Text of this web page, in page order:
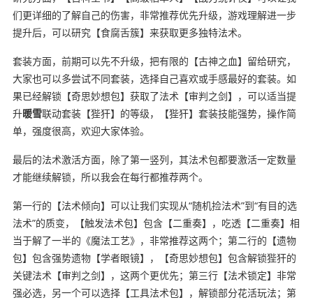
们更详细的了解自己的伤害，非常推荐优先升级，游戏理解进一步
提升后，可以研究【食腐舌簇】来获取更多独特法术。
套装方面，前期可以先不升级，把有限的【古神之血】留给研究，
大家也可以多尝试不同套装，选择自己喜欢或手感最好的套装。如
果已经解锁【奇思妙想包】获取了法术【审判之剑】，可以适当提
升暖雪联动套装【狴犴】的等级，【狴犴】套装技能强势，操作简
单，强度很高，欢迎大家体验。
最后的法术激活方面，除了第一竖列，其法术包都要激活一定数量
才能继续解锁，所以我会在每行都推荐两个。
第一行的【法术倾向】可以让我们实现从“随机捡法术”到“有目的选
法术”的质变，【触发法术包】包含【二重奏】，吃透【二重奏】相
当于解了一半的《魔法工艺》，非常推荐这两个；第二行的【遗物
包】包含强势遗物【学者眼镜】，【奇思妙想包】包含解锁狴犴的
关键法术【审判之剑】，这两个更优先；第三行【法术锁定】非常
强必选，另一个可以选择【工具法术包】，解锁部分花活玩法；第